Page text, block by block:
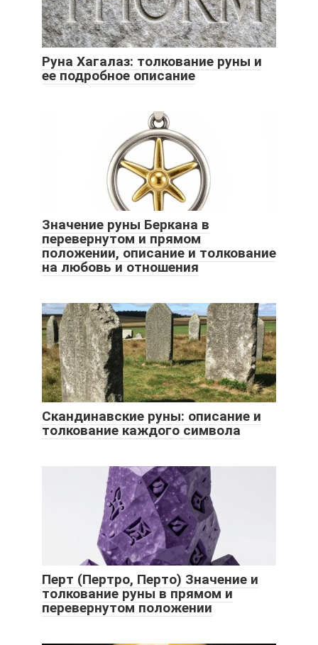
Руна Хагалаз: толкование руны и
ее подробное описание
Значение руны Беркана в
перевернутом и прямом
положении, описание и толкование
на любовь и отношения
Скандинавские руны: описание и
толкование каждого символа
Перт (Пертро, Перто) Значение и
толкование руны в прямом и
перевернутом положении